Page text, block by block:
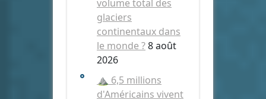
volume total des
glaciers
continentaux dans
le monde ?8 août
2026
⛰️ 6,5 millions
d'Américains vivent